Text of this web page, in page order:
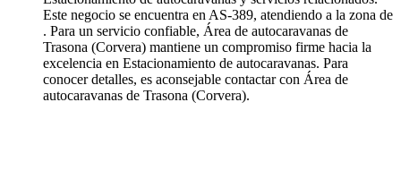
Este negocio se encuentra en AS-389, atendiendo a la zona de
. Para un servicio confiable, Área de autocaravanas de
Trasona (Corvera) mantiene un compromiso firme hacia la
excelencia en Estacionamiento de autocaravanas. Para
conocer detalles, es aconsejable contactar con Área de
autocaravanas de Trasona (Corvera).